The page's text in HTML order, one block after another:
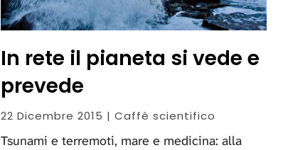
In rete il pianeta si vede e
prevede
22 Dicembre 2015 | Caffè scientifico
Tsunami e terremoti, mare e medicina: alla